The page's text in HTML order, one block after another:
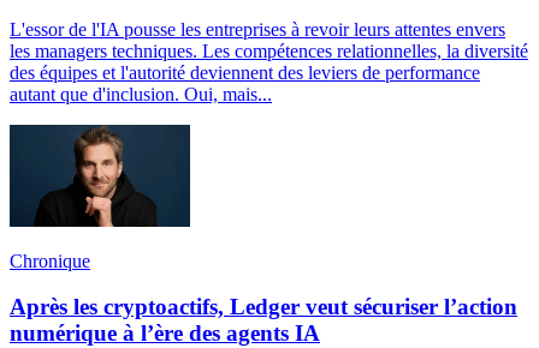
L'essor de l'IA pousse les entreprises à revoir leurs attentes envers
les managers techniques. Les compétences relationnelles, la diversité
des équipes et l'autorité deviennent des leviers de performance
autant que d'inclusion. Oui, mais...
Chronique
Après les cryptoactifs, Ledger veut sécuriser l’action
numérique à l’ère des agents IA